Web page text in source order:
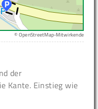
© OpenStreetMap-Mitwirkende
der
Kante. Einstieg wie